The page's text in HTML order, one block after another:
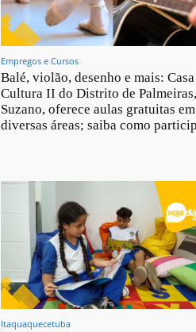
Empregos e Cursos
Balé, violão, desenho e mais: Casa
Cultura II do Distrito de
Suzano, oferece aulas gratuitas em
diversas áreas; saiba como
Itaquaquecetuba